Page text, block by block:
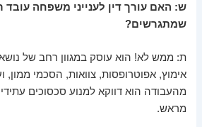
ש: האם עורך דין לענייני משפחה עובד
שמתגרשים?
ת: ממש לא! הוא עוסק במגוון רחב של
אימוץ, אפוטרופסות, צוואות, הסכמי
מהעבודה הוא דווקא למנוע סכסוכים
מראש.